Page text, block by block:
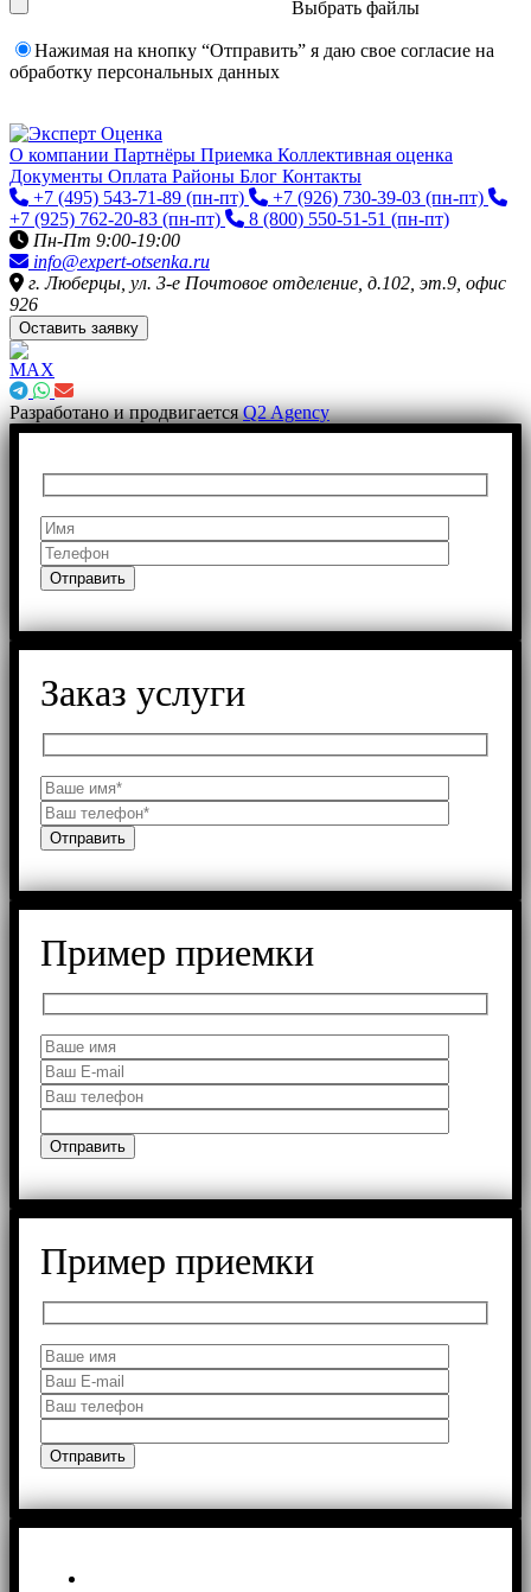
Выбрать файлы
Нажимая на кнопку “Отправить” я даю свое согласие на
обработку персональных данных
О компании Партнёры Приемка Коллективная оценка
Документы Оплата Районы Блог Контакты
+7 (495) 543-71-89 (пн-пт) +7 (926) 730-39-03 (пн-пт)
+7 (925) 762-20-83 (пн-пт) 8 (800) 550-51-51 (пн-пт)
Пн-Пт 9:00-19:00
info@expert-otsenka.ru
г. Люберцы, ул. 3-е Почтовое отделение, д.102, эт.9, офис
926
Оставить заявку
Разработано и продвигаетсяQ2 Agency
Заказ услуги
Пример приемки
Пример приемки